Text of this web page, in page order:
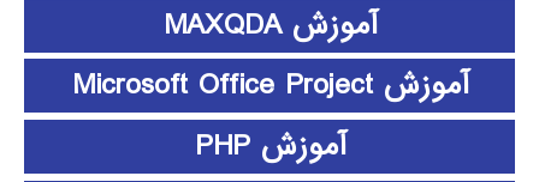
آموزش MAXQDA
آموزش Microsoft Office Project
آموزش PHP